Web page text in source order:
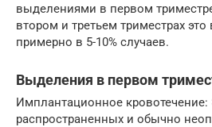
выделениями в первом
втором и третьем триместрах это
примерно в 5-10% случаев.
Выделения в первом
Имплантационное
распространенных и обычно